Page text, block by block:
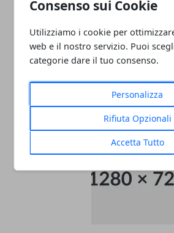
Consenso sui Cookie
Utilizziamo i cookie per
web e il nostro servizio. Puoi
categorie dare il tuo consenso.
Personalizza
Rifiuta Opzionali
Accetta Tutto
ARTICOLI CORRELATI